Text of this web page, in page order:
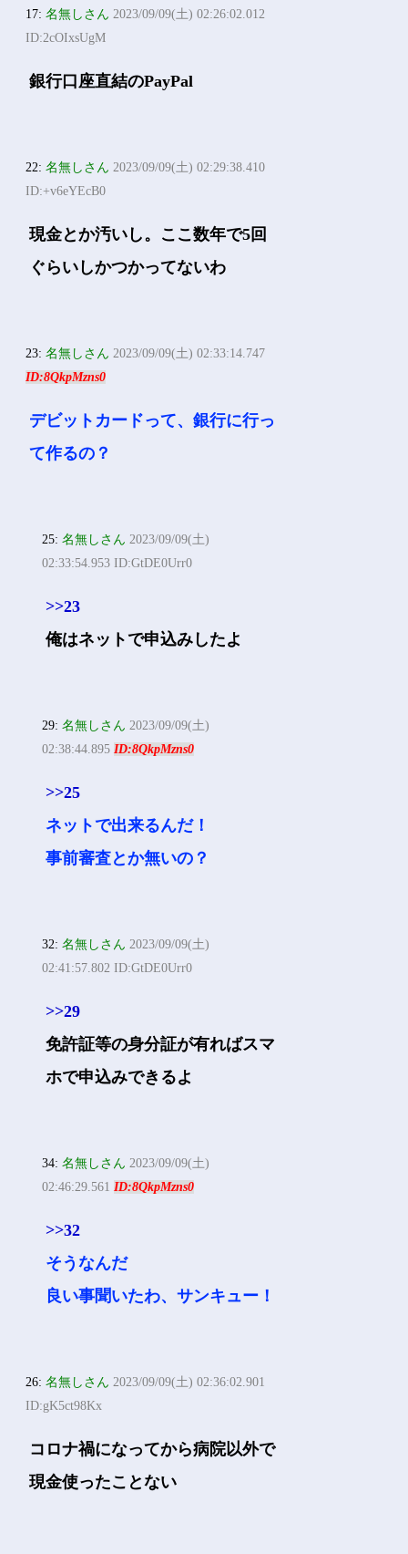
17:名無しさん 2023/09/09(土) 02:26:02.012
ID:2cOIxsUgM
銀行口座直結のPayPal
22:名無しさん 2023/09/09(土) 02:29:38.410
ID:+v6eYEcB0
現金とか汚いし。ここ数年で5回
ぐらいしかつかってないわ
23:名無しさん 2023/09/09(土) 02:33:14.747
ID:8QkpMzns0
デビットカードって、銀行に行っ
て作るの？
25:名無しさん 2023/09/09(土)
02:33:54.953 ID:GtDE0Urr0
>>23
俺はネットで申込みしたよ
29:名無しさん 2023/09/09(土)
02:38:44.895ID:8QkpMzns0
>>25
ネットで出来るんだ！
事前審査とか無いの？
32:名無しさん 2023/09/09(土)
02:41:57.802 ID:GtDE0Urr0
>>29
免許証等の身分証が有ればスマ
ホで申込みできるよ
34:名無しさん 2023/09/09(土)
02:46:29.561ID:8QkpMzns0
>>32
そうなんだ
良い事聞いたわ、サンキュー！
26:名無しさん 2023/09/09(土) 02:36:02.901
ID:gK5ct98Kx
コロナ禍になってから病院以外で
現金使ったことない